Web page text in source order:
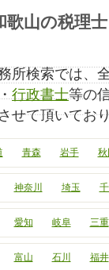
歌山の税理
所検索では、
・ 行政書士等の
せて頂いてお
青森 岩手 秋
神奈川 埼玉
愛知 岐阜 三重
富山 石川 福井